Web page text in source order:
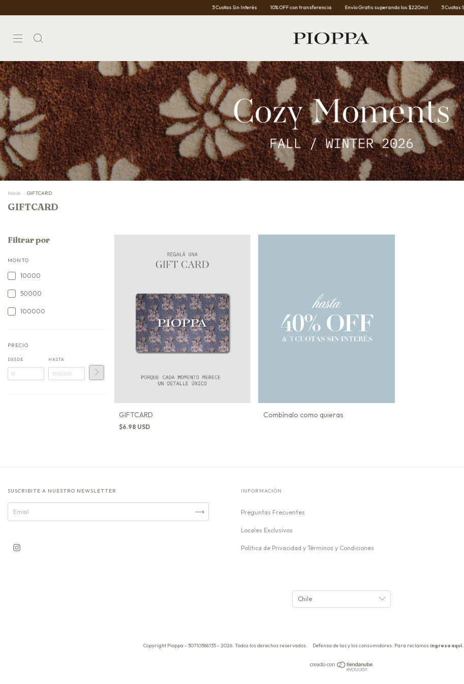
3 Cuotas Sin Interés 10% OFF con transferencia Envío Gratis superando los $220mil 3 Cuotas Sin Interés
Inicio . GIFTCARD
GIFTCARD
Filtrar por
MONTO
10000
50000
100000
PRECIO
DESDE HASTA
GIFTCARD
$6.98 USD
Combínalo como quieras
SUSCRIBITE A NUESTRO NEWSLETTER INFORMACIÓN
Preguntas Frecuentes
Locales Exclusivos
Política de Privacidad y Términos y Condiciones
Copyright Pioppa - 30710588135 - 2026. Todos los derechos reservados. Defensa de las y los consumidores. Para reclamos ingresa aquí.